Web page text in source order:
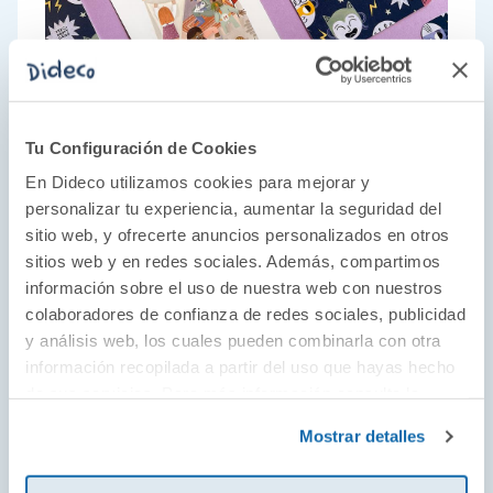
Tu Configuración de Cookies
En Dideco utilizamos cookies para mejorar y
personalizar tu experiencia, aumentar la seguridad del
sitio web, y ofrecerte anuncios personalizados en otros
sitios web y en redes sociales. Además, compartimos
información sobre el uso de nuestra web con nuestros
colaboradores de confianza de redes sociales, publicidad
y análisis web, los cuales pueden combinarla con otra
información recopilada a partir del uso que hayas hecho
Mostrar detalles
Juegos para compartir
Con los magníficos juegos de The Happy Gang
descubrirás cantidad de cosas sobre tu
familia y amigos que no sabías. Proponen
desafíos en los que la comunicación tiene un
papel fundamental, ideal para estrechar
vínculos y conocerse tanto a uno mismo